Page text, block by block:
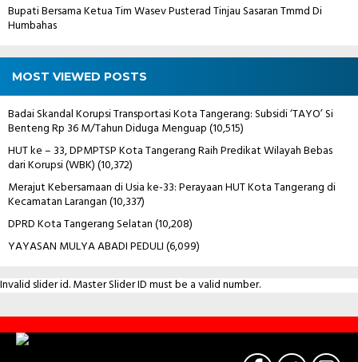
Bupati Bersama Ketua Tim Wasev Pusterad Tinjau Sasaran Tmmd Di
Humbahas
MOST VIEWED POSTS
Badai Skandal Korupsi Transportasi Kota Tangerang: Subsidi ‘TAYO’ Si
Benteng Rp 36 M/Tahun Diduga Menguap(10,515)
HUT ke – 33, DPMPTSP Kota Tangerang Raih Predikat Wilayah Bebas
dari Korupsi (WBK)(10,372)
Merajut Kebersamaan di Usia ke-33: Perayaan HUT Kota Tangerang di
Kecamatan Larangan(10,337)
DPRD Kota Tangerang Selatan(10,208)
YAYASAN MULYA ABADI PEDULI(6,099)
Invalid slider id. Master Slider ID must be a valid number.
Contact
Us